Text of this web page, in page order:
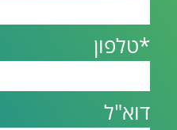
*טלפון
דוא"ל